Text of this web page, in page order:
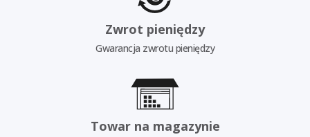
Zwrot pieniędzy
Gwarancja zwrotu pieniędzy
Towar na magazynie